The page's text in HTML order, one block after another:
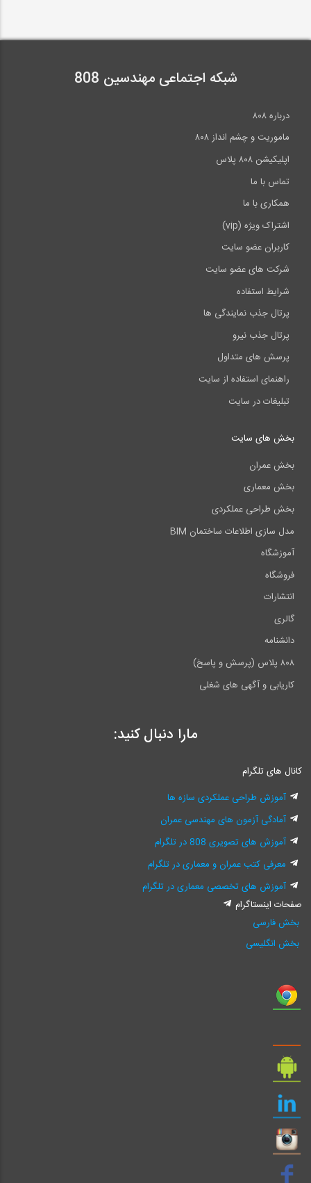
شبکه اجتماعی مهندسین 808
درباره ۸۰۸
ماموریت و چشم انداز ۸۰۸
اپلیکیشن ۸۰۸ پلاس
تماس با ما
همکاری با ما
اشتراک ویژه (vip)
کاربران عضو سایت
شرکت های عضو سایت
شرایط استفاده
پرتال جذب نمایندگی ها
پرتال جذب نیرو
پرسش های متداول
راهنمای استفاده از سایت
تبلیغات در سایت
بخش های سایت
بخش عمران
بخش معماری
بخش طراحی عملکردی
مدل سازی اطلاعات ساختمان BIM
آموزشگاه
فروشگاه
انتشارات
گالری
دانشنامه
۸۰۸ پلاس (پرسش و پاسخ)
کاریابی و آگهی های شغلی
مارا دنبال کنید:
کانال های تلگرام
آموزش طراحی عملکردی سازه ها
آمادگی آزمون های مهندسی عمران
آموزش های تصویری 808 در تلگرام
معرفی کتب عمران و معماری در تلگرام
آموزش های تخصصی معماری در تلگرام
صفحات اینستاگرام
بخش فارسی
بخش انگلیسی